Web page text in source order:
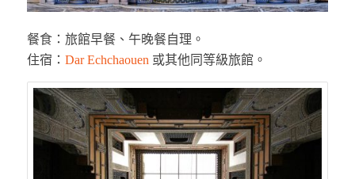
餐食：旅館早餐、午晚餐自理。
住宿： Dar Echchaouen 或其他同等級旅館。